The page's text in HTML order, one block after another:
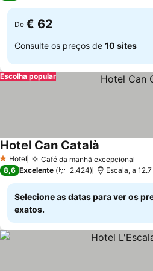
De € 62
Consulte os preços de 10 sites
Escolha popular
1 Estrelas
Hotel Café da manhã excepcional
Hotel Can Català
8,6 Excelente 2.424 Escala, a
Selecione as datas para ver os
exatos.